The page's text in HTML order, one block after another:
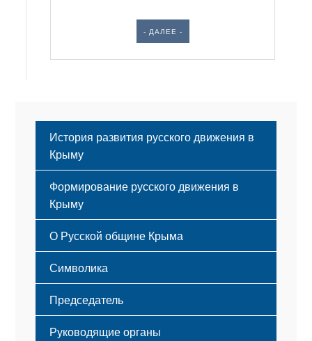
- ДАЛЕЕ -
История развития русского движения в
Крыму
Формирование русского движения в
Крыму
Русский Крым
О Русской общине Крыма
Этапы становления
Принципы деятельности
Структура
Мероприятия
Символика
Флаг
Герб
Гимн
Председатель
Руководящие органы